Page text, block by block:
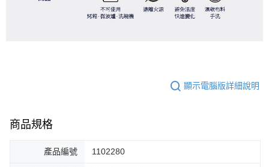
顯示電腦版詳細說明
商品規格
產品編號 1102280